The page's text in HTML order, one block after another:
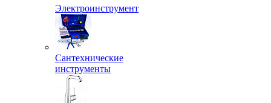
Электроинструмент
Сантехнические
инструменты